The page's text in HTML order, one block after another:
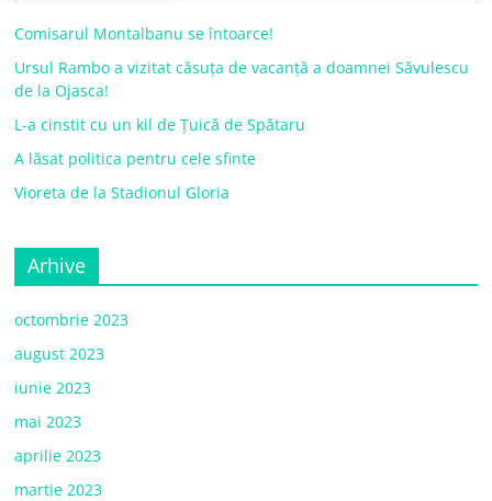
Comisarul Montalbanu se întoarce!
Ursul Rambo a vizitat căsuța de vacanță a doamnei Săvulescu
de la Ojasca!
L-a cinstit cu un kil de Țuică de Spătaru
A lăsat politica pentru cele sfinte
Vioreta de la Stadionul Gloria
Arhive
octombrie 2023
august 2023
iunie 2023
mai 2023
aprilie 2023
martie 2023